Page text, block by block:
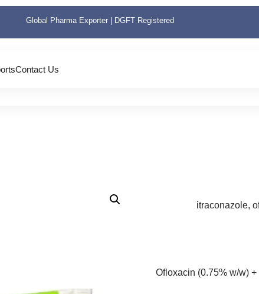
Global Pharma Exporter | DGFT Registered
Contact Us
itraconazole,
Ofloxacin (0.75% w/w)